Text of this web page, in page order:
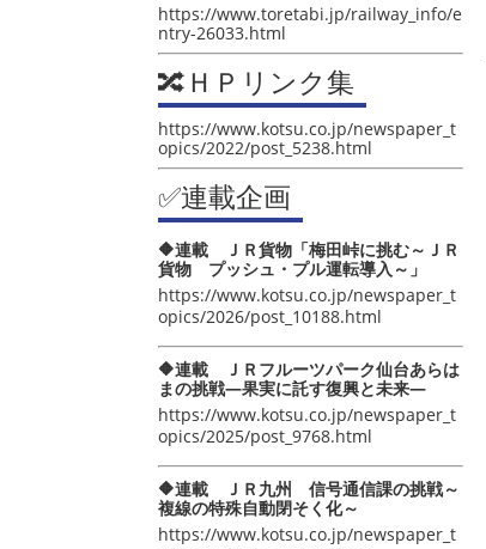
https://www.toretabi.jp/railway_info/e
ntry-26033.html
🔀ＨＰリンク集
https://www.kotsu.co.jp/newspaper_t
opics/2022/post_5238.html
✅連載企画
🔶連載 ＪＲ貨物「梅田峠に挑む～ＪＲ
貨物 プッシュ・プル運転導入～」
https://www.kotsu.co.jp/newspaper_t
opics/2026/post_10188.html
🔶連載 ＪＲフルーツパーク仙台あらは
まの挑戦―果実に託す復興と未来―
https://www.kotsu.co.jp/newspaper_t
opics/2025/post_9768.html
🔶連載 ＪＲ九州 信号通信課の挑戦～
複線の特殊自動閉そく化～
https://www.kotsu.co.jp/newspaper_t